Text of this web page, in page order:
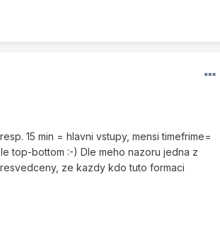
15 min = hlavni vstupy, mensi timefrime=
top-bottom :-) Dle meho nazoru jedna z
ze kazdy kdo tuto formaci